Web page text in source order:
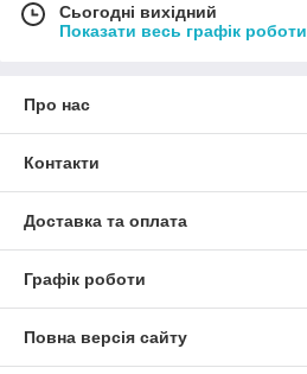
Сьогодні вихідний
Показати весь графік роботи
Про нас
Контакти
Доставка та оплата
Графік роботи
Повна версія сайту